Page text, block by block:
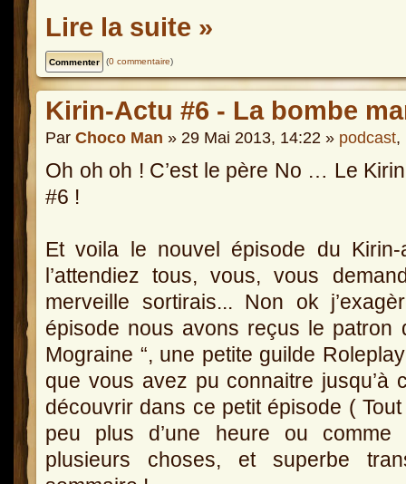
Lire la suite »
(0 commentaire)
Kirin-Actu #6 - La bombe
Par Choco Man » 29 Mai 2013, 14:22 » podcast,
Oh oh oh ! C’est le père No … Le
#6 !
Et voila le nouvel épisode du
l’attendiez tous, vous, vous
merveille sortirais... Non ok
épisode nous avons reçus le patron
Mograine “, une petite guilde
que vous avez pu connaitre
découvrir dans ce petit épisode (
peu plus d’une heure ou comme
plusieurs choses, et superbe